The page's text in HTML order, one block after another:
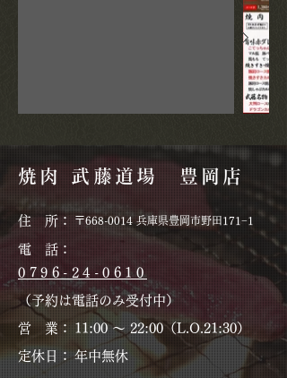
焼肉 武藤道場 豊岡店
〒668-0014 兵庫県豊岡市野田171−1
住 所：
電 話：
0796-24-0610
（予約は電話のみ受付中）
営 業： 11:00 〜 22:00（L.O.21:30）
年中無休
定休日：